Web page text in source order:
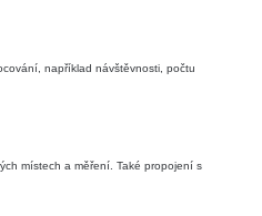
například návštěvnosti, počtu
místech a měření. Také propojení s